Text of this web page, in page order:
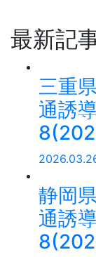
最新記
三重
通誘
静岡
通誘